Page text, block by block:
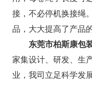
接，不必停机换接绳
品，大大提高了产品
东莞市柏斯康包
家集设计、研发、生
业，我司立足科学发